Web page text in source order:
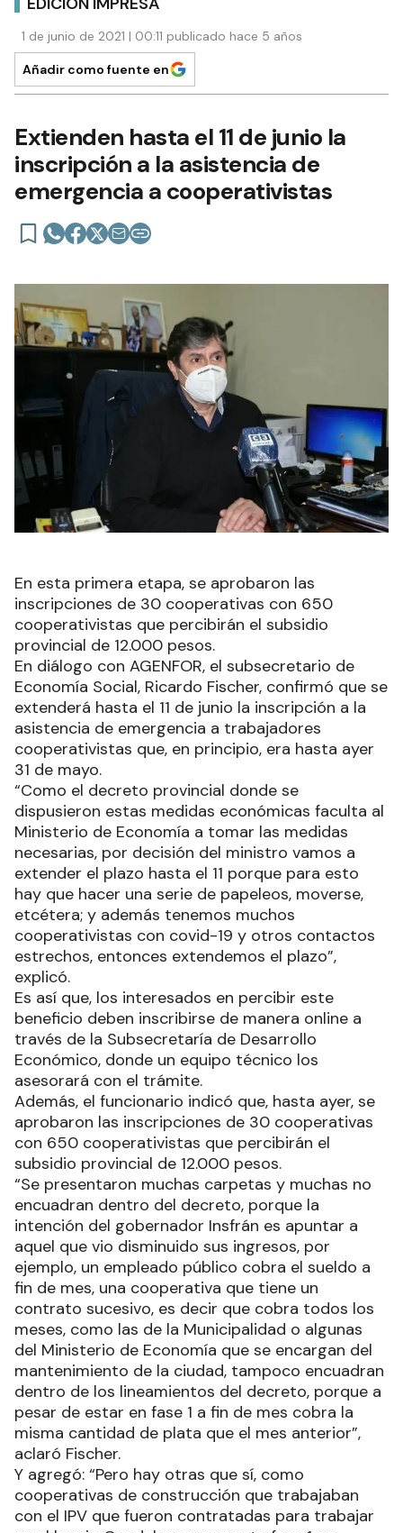
1 de junio de 2021 | 00:11 publicado hace 5 años
Añadir como fuente en
Extienden hasta el 11 de junio la
inscripción a la asistencia de
emergencia a cooperativistas
En esta primera etapa, se aprobaron las
inscripciones de 30 cooperativas con 650
cooperativistas que percibirán el subsidio
provincial de 12.000 pesos.
En diálogo con AGENFOR, el subsecretario de
Economía Social, Ricardo Fischer, confirmó que se
extenderá hasta el 11 de junio la inscripción a la
asistencia de emergencia a trabajadores
cooperativistas que, en principio, era hasta ayer
31 de mayo.
“Como el decreto provincial donde se
dispusieron estas medidas económicas faculta al
Ministerio de Economía a tomar las medidas
necesarias, por decisión del ministro vamos a
extender el plazo hasta el 11 porque para esto
hay que hacer una serie de papeleos, moverse,
etcétera; y además tenemos muchos
cooperativistas con covid-19 y otros contactos
estrechos, entonces extendemos el plazo”,
explicó.
Es así que, los interesados en percibir este
beneficio deben inscribirse de manera online a
través de la Subsecretaría de Desarrollo
Económico, donde un equipo técnico los
asesorará con el trámite.
Además, el funcionario indicó que, hasta ayer, se
aprobaron las inscripciones de 30 cooperativas
con 650 cooperativistas que percibirán el
subsidio provincial de 12.000 pesos.
“Se presentaron muchas carpetas y muchas no
encuadran dentro del decreto, porque la
intención del gobernador Insfrán es apuntar a
aquel que vio disminuido sus ingresos, por
ejemplo, un empleado público cobra el sueldo a
fin de mes, una cooperativa que tiene un
contrato sucesivo, es decir que cobra todos los
meses, como las de la Municipalidad o algunas
del Ministerio de Economía que se encargan del
mantenimiento de la ciudad, tampoco encuadran
dentro de los lineamientos del decreto, porque a
pesar de estar en fase 1 a fin de mes cobra la
misma cantidad de plata que el mes anterior”,
aclaró Fischer.
Y agregó: “Pero hay otras que sí, como
cooperativas de construcción que trabajaban
con el IPV que fueron contratadas para trabajar